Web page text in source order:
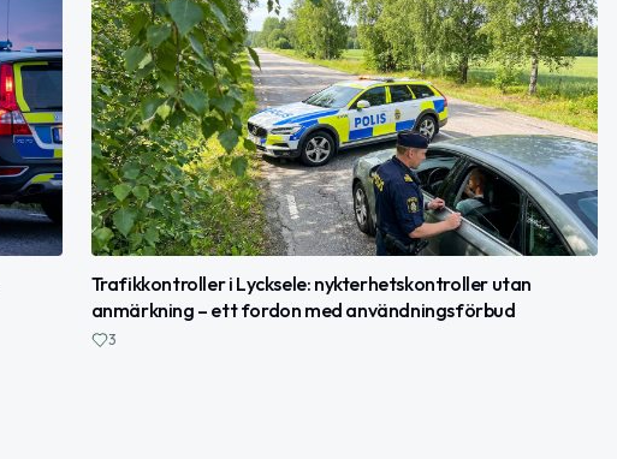
Trafikkontroller i Lycksele: nykterhetskontroller utan
anmärkning – ett fordon med användningsförbud
3